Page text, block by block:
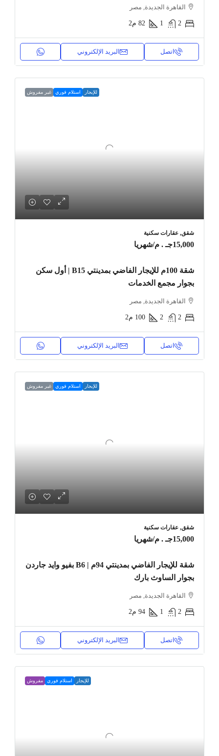
القاهرة الجديدة, مصر
2
1
82 م2
اتصل البريد الإلكتروني
للإيجار استلام فوري غير مفروش
شقق, عقارات سكنية
15,000جـ . م /شهريا
شقة 100م للإيجار الفاضي بمدينتي B15 | أول سكن
بجوار مجمع الخدمات
القاهرة الجديدة, مصر
2
2
100 م2
اتصل البريد الإلكتروني
للإيجار استلام فوري غير مفروش
شقق, عقارات سكنية
15,000جـ . م /شهريا
شقة للإيجار الفاضي بمدينتي 94م | B6 بفيو وايد جاردن
بجوار الساوث بارك
القاهرة الجديدة, مصر
2
1
94 م2
اتصل البريد الإلكتروني
للإيجار استلام فوري مفروش